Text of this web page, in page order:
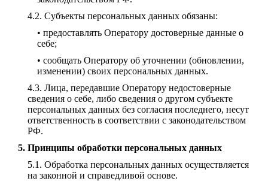
Субъекты персональных данных обязаны:
• предоставлять Оператору достоверные данные о
себе;
• сообщать Оператору об уточнении (обновлении,
изменении) своих персональных данных.
Лица, передавшие Оператору недостоверные
сведения о себе, либо сведения о другом субъекте
персональных данных без согласия последнего, несут
ответственность в соответствии с законодательством
РФ.
Принципы обработки персональных данных
Обработка персональных данных осуществляется
на законной и справедливой основе.